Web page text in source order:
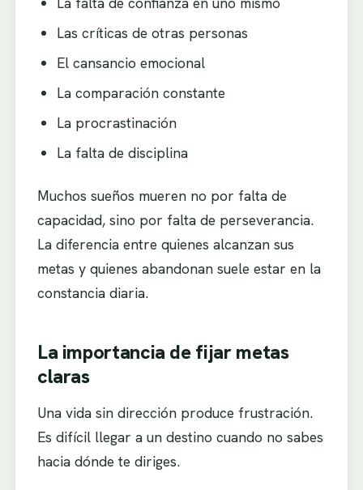
Las críticas de otras personas
El cansancio emocional
La comparación constante
La procrastinación
La falta de disciplina
Muchos sueños mueren no por falta de
capacidad, sino por falta de perseverancia.
La diferencia entre quienes alcanzan sus
metas y quienes abandonan suele estar en la
constancia diaria.
La importancia de fijar metas
claras
Una vida sin dirección produce frustración.
Es difícil llegar a un destino cuando no sabes
hacia dónde te diriges.